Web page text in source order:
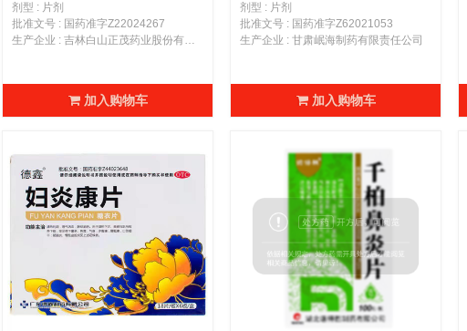
剂型 : 片剂
批准文号 : 国药准字Z22024267
生产企业 : 吉林白山正茂药业股份有限公司
加入购物车
剂型 : 片剂
批准文号 : 国药准字Z62021053
生产企业 : 甘肃岷海制药有限责任公司
加入购物车